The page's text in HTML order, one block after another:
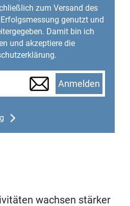
zum Versand des
genutzt und
Damit bin ich
und akzeptiere die
Anmelden
wachsen stärker